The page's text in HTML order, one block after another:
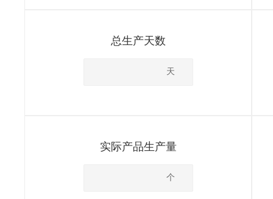
总生产天数
天
实际产品生产量
个